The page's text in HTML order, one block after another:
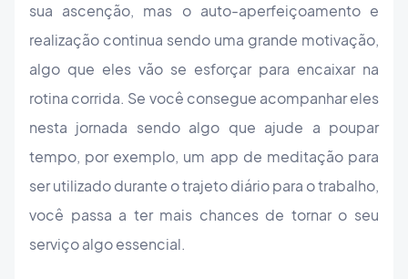
sua ascenção, mas o auto-aperfeiçoamento e
realização continua sendo uma grande motivação,
algo que eles vão se esforçar para encaixar na
rotina corrida. Se você consegue acompanhar eles
nesta jornada sendo algo que ajude a poupar
tempo, por exemplo, um app de meditação para
ser utilizado durante o trajeto diário para o trabalho,
você passa a ter mais chances de tornar o seu
serviço algo essencial.